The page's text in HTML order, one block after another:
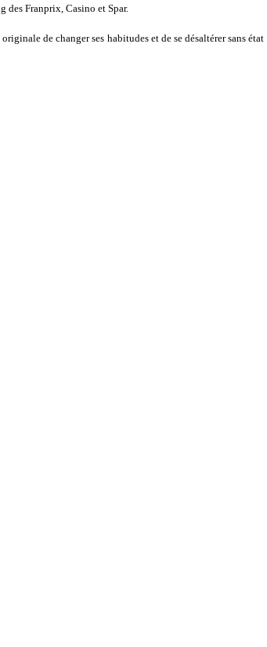
des Franprix, Casino et Spar.
de changer ses habitudes et de se désaltérer sans état